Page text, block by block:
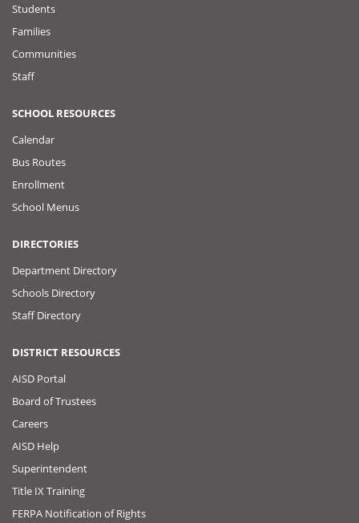
Students
Families
Communities
Staff
SCHOOL RESOURCES
Calendar
Bus Routes
Enrollment
School Menus
DIRECTORIES
Department Directory
Schools Directory
Staff Directory
DISTRICT RESOURCES
AISD Portal
Board of Trustees
Careers
AISD Help
Superintendent
Title IX Training
FERPA Notification of Rights